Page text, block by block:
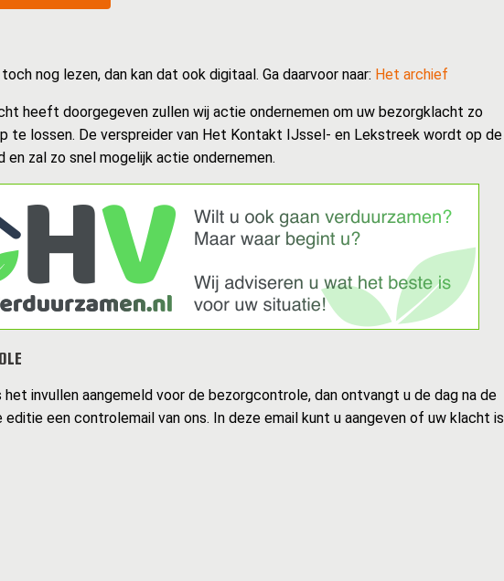
nog lezen, dan kan dat ook digitaal. Ga daarvoor naar: Het archief
heeft doorgegeven zullen wij actie ondernemen om uw bezorgklacht zo
te lossen. De verspreider van Het Kontakt IJssel- en Lekstreek wordt op de
zal zo snel mogelijk actie ondernemen.
invullen aangemeld voor de bezorgcontrole, dan ontvangt u de dag na de
een controlemail van ons. In deze email kunt u aangeven of uw klacht is